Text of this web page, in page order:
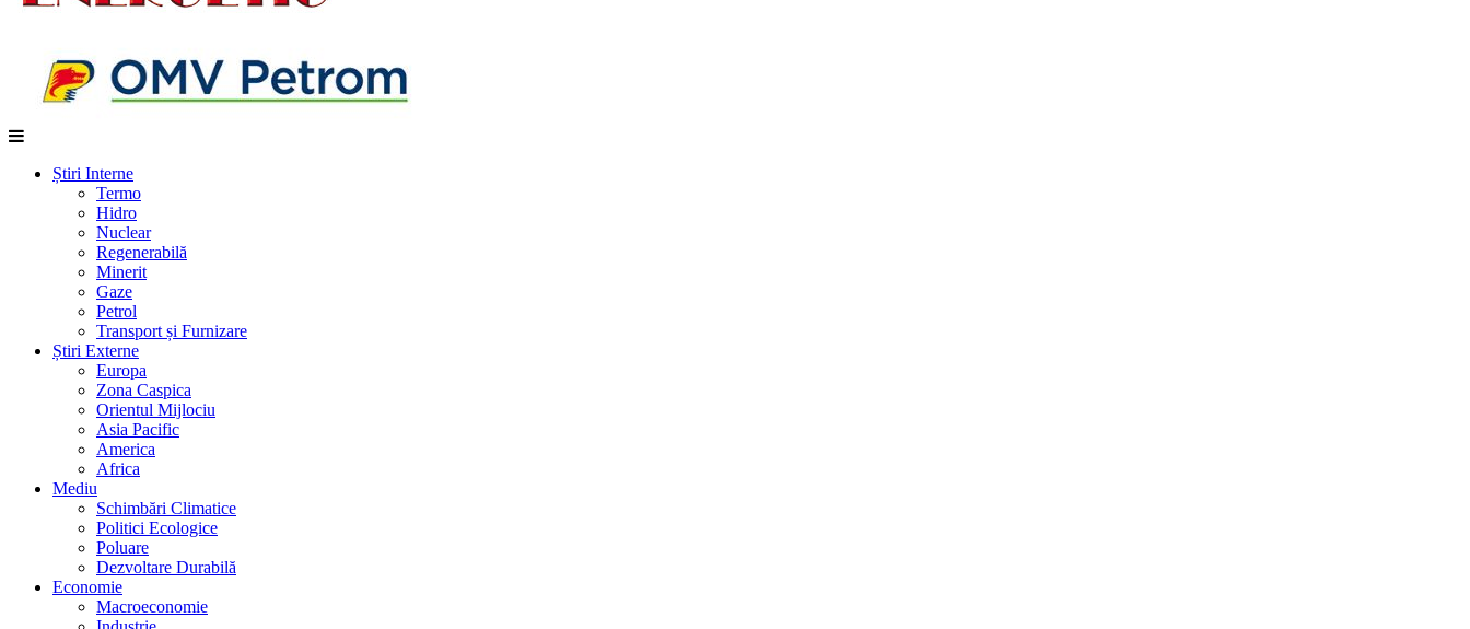
Știri Interne
Termo
Hidro
Nuclear
Regenerabilă
Minerit
Gaze
Petrol
Transport și Furnizare
Știri Externe
Europa
Zona Caspica
Orientul Mijlociu
Asia Pacific
America
Africa
Mediu
Schimbări Climatice
Politici Ecologice
Poluare
Dezvoltare Durabilă
Economie
Macroeconomie